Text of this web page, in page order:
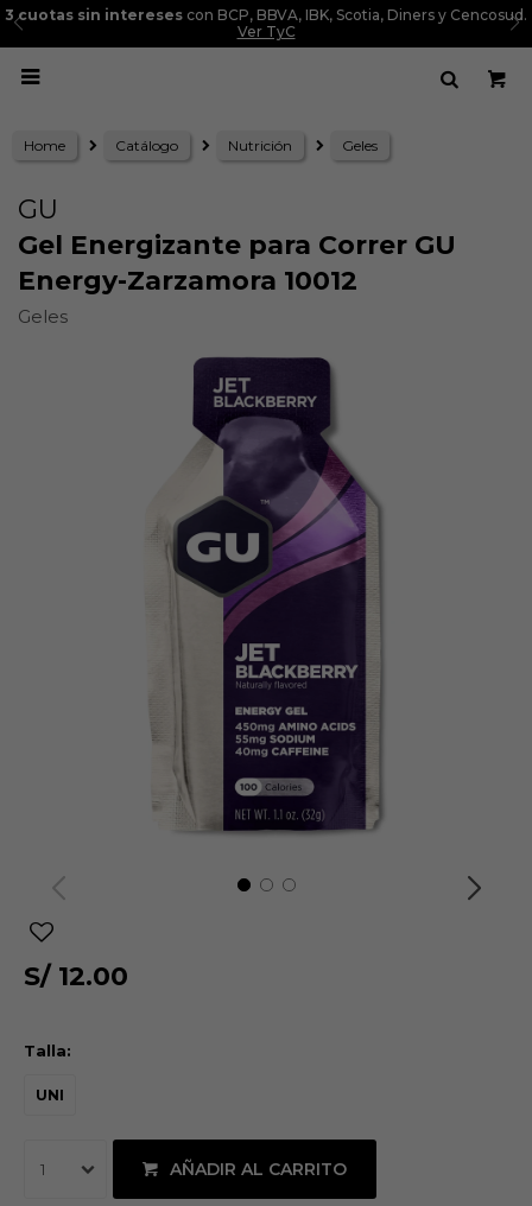
3 cuotas sin intereses con BCP, BBVA, IBK, Scotia, Diners y Cencosud.
Ver TyC

Home Catálogo Nutrición Geles
GU
Gel Energizante para Correr GU
Energy-Zarzamora 10012
Geles
S/ 12.00
Talla:
UNI
1 AÑADIR AL CARRITO